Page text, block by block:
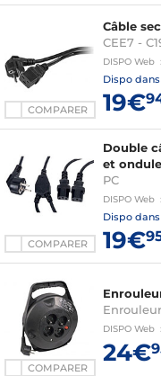
COMPARER
Câble
CEE7 -
DISPO Web :
Dispo dans
19€
COMPARER
Double
et
PC
DISPO Web :
Dispo dans
19€
COMPARER
DISPO Web :
24€